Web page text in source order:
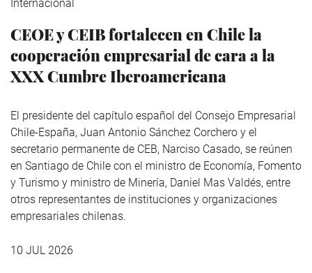
Internacional
CEOE y CEIB fortalecen en Chile la
cooperación empresarial de cara a la
XXX Cumbre Iberoamericana
El presidente del capítulo español del Consejo Empresarial
Chile-España, Juan Antonio Sánchez Corchero y el
secretario permanente de CEB, Narciso Casado, se reúnen
en Santiago de Chile con el ministro de Economía, Fomento
y Turismo y ministro de Minería, Daniel Mas Valdés, entre
otros representantes de instituciones y organizaciones
empresariales chilenas.
10 JUL 2026